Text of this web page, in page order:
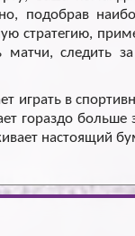
подобрав
стратегию,
следить
играть в
гораздо
настоящий